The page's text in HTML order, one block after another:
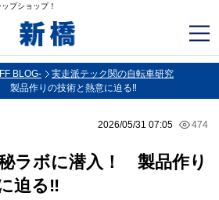
プショップ！
BLOG-
実走派テック関の自転車研究
製品作りの技術と熱意に迫る‼
2026/05/31 07:05 474
ラボに潜入！ 製品作り
迫る‼